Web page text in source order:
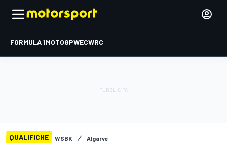
FORMULA 1MOTOGPWECWRC
QUALIFICHE WSBK Algarve